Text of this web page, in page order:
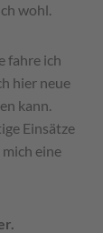
wohl.
fahre ich
hier neue
kann.
Einsätze
eine